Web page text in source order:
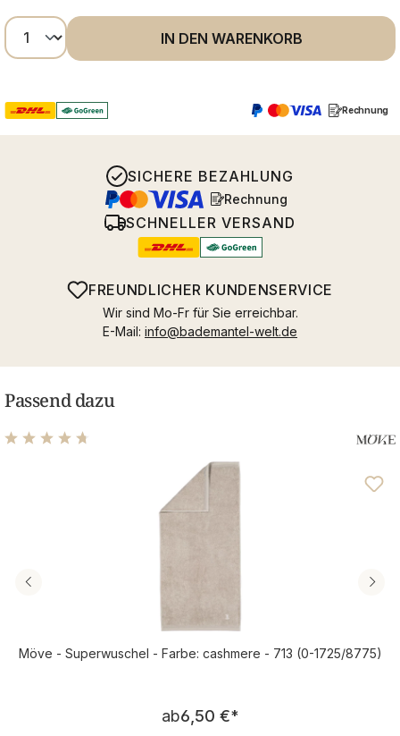
Produkt Anzahl: Gib den gewünschten
IN DEN WARENKORB
Rechnung
SICHERE BEZAHLUNG
Rechnung
SCHNELLER VERSAND
FREUNDLICHER KUNDENSERVICE
Wir sind Mo-Fr für Sie erreichbar.
E-Mail: info@bademantel-welt.de
Passend dazu
Durchschnittliche Bewertung von 4.81 von 5 Sternen
Möve - Superwuschel - Farbe: cashmere - 713 (0-1725/8775)
Regulärer Preis:
ab6,50 €*